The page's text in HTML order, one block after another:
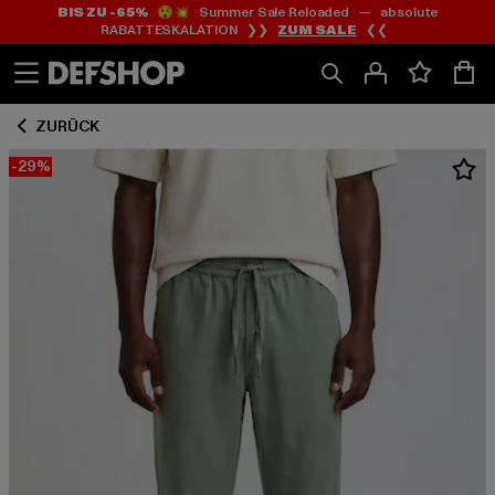
Zum
Inhalt
springen
Zum
Fußzeile
springen
BIS ZU -65%😲💥 Summer Sale Reloaded — absolute
RABATTESKALATION ❯❯ ZUM SALE ❮❮
ZURÜCK
-29%